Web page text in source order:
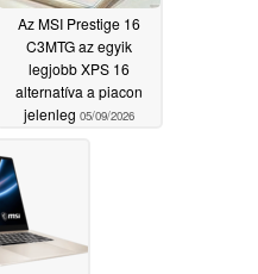
Az MSI Prestige 16
C3MTG az egyik
legjobb XPS 16
alternatíva a piacon
jelenleg 05/09/2026